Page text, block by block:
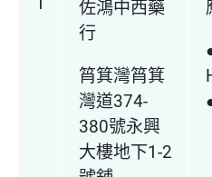
佐鴻中西藥
行
筲箕灣筲箕
灣道374-
380號永興
大樓地下1-2